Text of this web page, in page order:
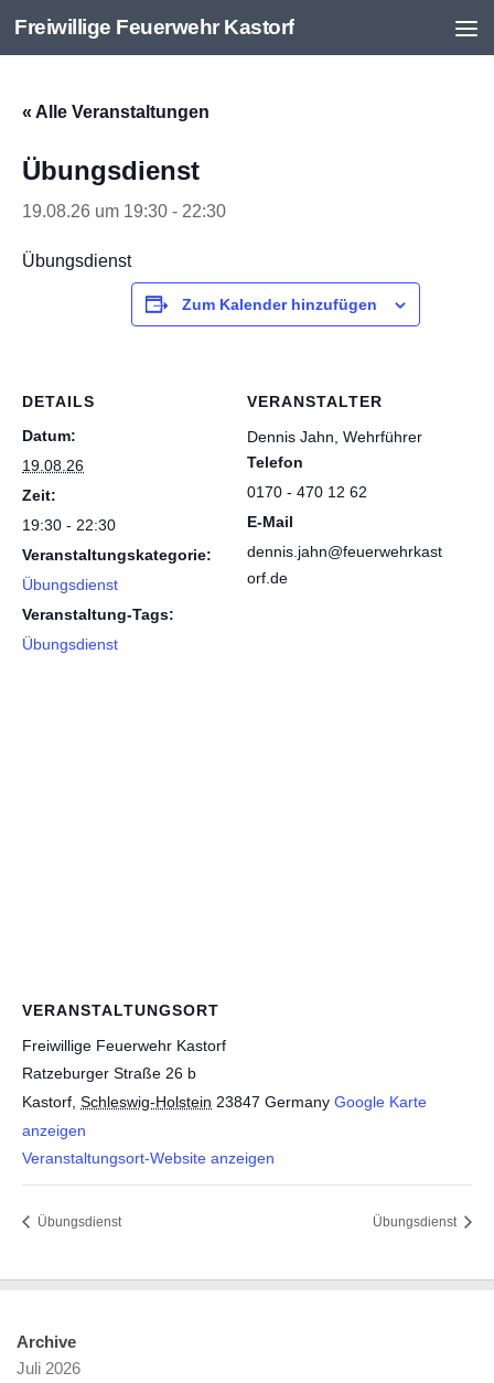
Zum Inhalt springen
Freiwillige Feuerwehr Kastorf
« Alle Veranstaltungen
Übungsdienst
19.08.26 um 19:30 - 22:30
Übungsdienst
Zum Kalender hinzufügen
DETAILS
Datum:
19.08.26
Zeit:
19:30 - 22:30
Veranstaltungskategorie:
Übungsdienst
Veranstaltung-Tags:
Übungsdienst
VERANSTALTER
Dennis Jahn, Wehrführer
Telefon
0170 - 470 12 62
E-Mail
dennis.jahn@feuerwehrkast
orf.de
VERANSTALTUNGSORT
Freiwillige Feuerwehr Kastorf
Ratzeburger Straße 26 b
Kastorf Schleswig-Holstein 23847 Germany Google Karte
anzeigen
Veranstaltungsort-Website anzeigen
Übungsdienst Übungsdienst
Archive
Juli 2026